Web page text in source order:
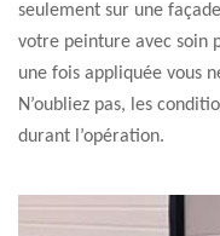
seulement sur une
votre peinture avec soin
une fois appliquée vous
N’oubliez pas, les
durant l’opération.